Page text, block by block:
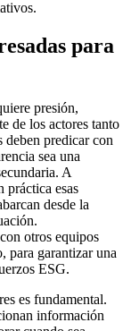
para
presión,
de los actores tanto
predicar con
sea una
A
práctica esas
desde la
otros equipos
para garantizar una
ESG.
es fundamental.
información